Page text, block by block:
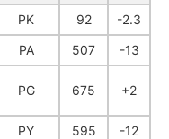
PK 92
-2.3
PA 507
-13
PG 675 +2
PY 595
-12